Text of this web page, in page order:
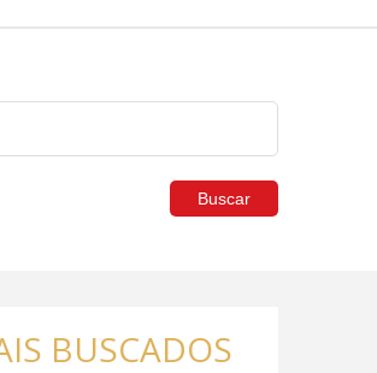
Buscar
BUSCADOS